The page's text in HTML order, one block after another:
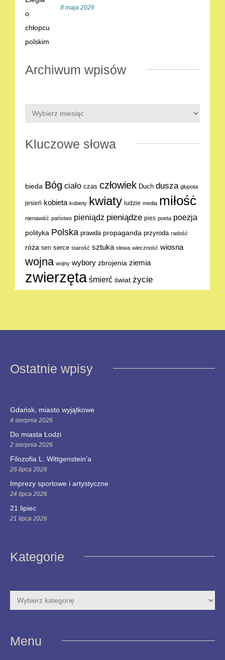
8 maja 2026
Archiwum wpisów
Kluczowe słowa
bieda Bóg ciało czas człowiek Duch dusza głupota
jesień kobieta kobiety kwiaty ludzie media miłośċ
nienawiść państwo pieniądz pieniądze pies poeta poezja
polityka Polska prawda propaganda przyroda radość
róża sen serce starość sztuka słowa wieczność wiosna
wojna wojny wybory zbrojenia ziemia
zwierzęta śmierć świat życie
Ostatnie wpisy
Gdańsk, miasto wyjątkowe
4 sierpnia 2026
Do miasta Łodzi
2 sierpnia 2026
Filozofia L. Wittgenstein’a
26 lipca 2026
Imprezy sportowe i artystyczne
24 lipca 2026
21 lipiec
21 lipca 2026
Kategorie
Menu